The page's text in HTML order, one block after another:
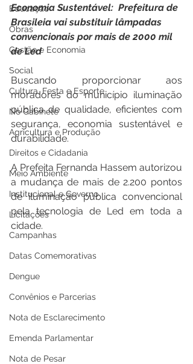
Educação
Obras
Gestão e Economia
Social
Cultura, Festa e Esporte
No Gabinete
Agricultura e Produção
Direitos e Cidadania
Meio Ambiente
Institucional e Governo
Licitações
Campanhas
Datas Comemorativas
Dengue
Convênios e Parcerias
Nota de Esclarecimento
Emenda Parlamentar
Nota de Pesar
Economia Sustentável:  Prefeitura de
Brasileia vai substituir lâmpadas
convencionais por mais de 2000 mil
de Led
Buscando proporcionar aos
moradores do município iluminação
pública de qualidade, eficientes com
segurança, economia sustentável e
durabilidade.
A Prefeita Fernanda Hassem autorizou
a mudança de mais de 2.200 pontos
de iluminação pública convencional
pela tecnologia de Led em toda a
cidade.